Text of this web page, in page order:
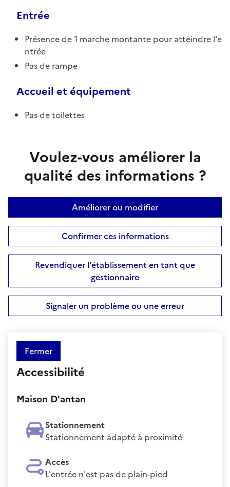
Entrée
Présence de 1 marche montante pour atteindre l'e
ntrée
Pas de rampe
Accueil et équipement
Pas de toilettes
Voulez-vous améliorer la
qualité des informations ?
Améliorer ou modifier
Confirmer ces informations
Revendiquer l'établissement en tant que
gestionnaire
Signaler un problème ou une erreur
Fermer
Accessibilité
Maison D'antan
Stationnement
Stationnement adapté à proximité
Accès
L'entrée n'est pas de plain-pied